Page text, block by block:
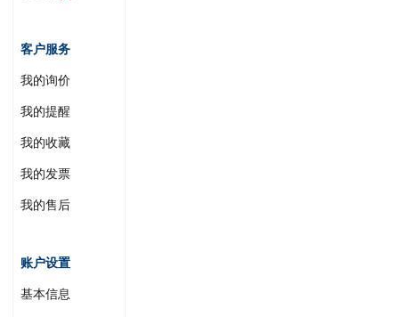
客户服务
我的询价
我的提醒
我的收藏
我的发票
我的售后
账户设置
基本信息